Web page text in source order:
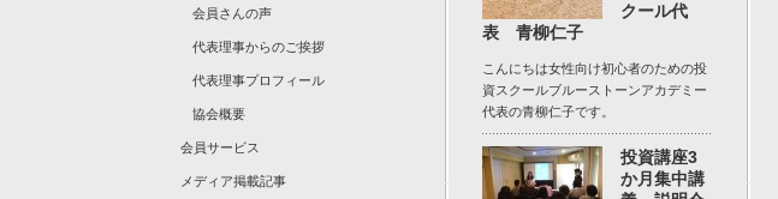
会員さんの声
代表理事からのご挨拶
代表理事プロフィール
協会概要
会員サービス
メディア掲載記事
クール代
表 青柳仁子
こんにちは女性向け初心者のための投
資スクールブルーストーンアカデミー
代表の青柳仁子です。
投資講座3
か月集中講